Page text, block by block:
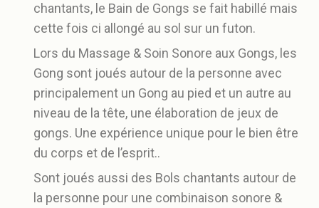
chantants, le Bain de Gongs se fait habillé mais
cette fois ci allongé au sol sur un futon.
Lors du Massage & Soin Sonore aux Gongs, les
Gong sont joués autour de la personne avec
principalement un Gong au pied et un autre au
niveau de la tête, une élaboration de jeux de
gongs. Une expérience unique pour le bien être
du corps et de l’esprit..
Sont joués aussi des Bols chantants autour de
la personne pour une combinaison sonore &